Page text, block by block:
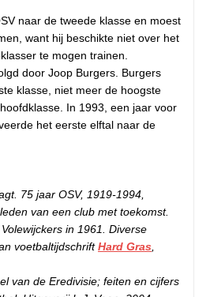
naar de tweede klasse en moest
want hij beschikte niet over het
te mogen trainen.
door Joop Burgers. Burgers
klasse, niet meer de hoogste
In 1993, een jaar voor
het eerste elftal naar de
75 jaar OSV, 1919-1994,
van een club met toekomst.
in 1961. Diverse
voetbaltijdschriftHard Gras
van de Eredivisie; feiten en cijfers